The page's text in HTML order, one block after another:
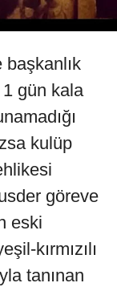
gün kala
kulüp
göreve
eski
kırmızılı
tanınan